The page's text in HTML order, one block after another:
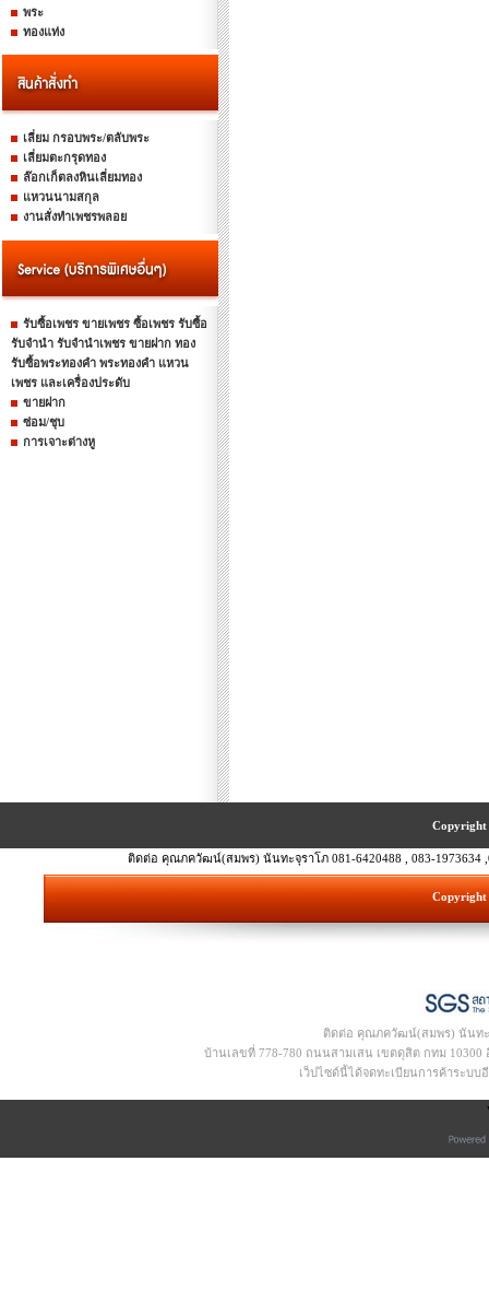
พระ
ทองแท่ง
เลี่ยม กรอบพระ/ตลับพระ
เลี่ยมตะกรุดทอง
ล๊อกเก็ตลงหินเลี่ยมทอง
แหวนนามสกุล
งานสั่งทำเพชรพลอย
รับซื้อเพชร ขายเพชร ซื้อเพชร รับซื้อ
รับจำนำ รับจำนำเพชร ขายฝาก ทอง
รับซื้อพระทองคำ พระทองคำ แหวน
เพชร และเครื่องประดับ
ขายฝาก
ซ่อม/ชุบ
การเจาะต่างหู
Copyright
ติดต่อ คุณภควัฒน์(สมพร) นันทะจุราโภ 081-6420488 , 083-1973634
Copyright
ติดต่อ คุณภควัฒน์(สมพร) นันทะจุ
บ้านเลขที่ 778-780 ถนนสามเสน เขตดุสิต กทม 10300 อี
เว็ปไซด์นี้ได้จดทะเบียนการค้าระบบ